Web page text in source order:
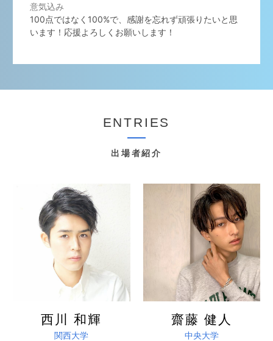
意気込み
100点ではなく100%で、感謝を忘れず頑張りたいと思
います！応援よろしくお願いします！
ENTRIES
出場者紹介
詳しく見る
西川 和輝
関西大学
詳しく見る
齋藤 健人
中央大学